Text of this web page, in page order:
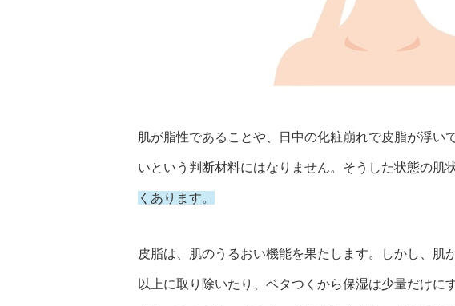
肌が脂性であることや、日中の化粧崩れで皮脂が浮い
いという判断材料にはなりません。そうした状態の肌
くあります。
皮脂は、肌のうるおい機能を果たします。しかし、肌
以上に取り除いたり、ベタつくから保湿は少量だけに